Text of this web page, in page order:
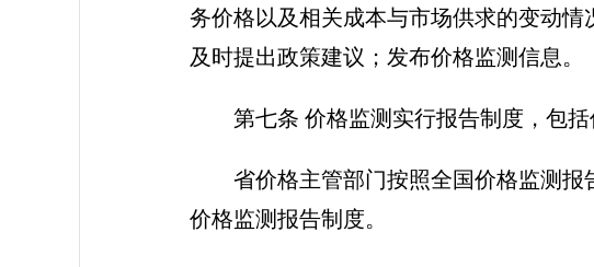
务价格以及相关成本与市场供求的变动
及时提出政策建议；发布价格监测信息。
第七条 价格监测实行报告制度，包括
省价格主管部门按照全国价格监测报
价格监测报告制度。